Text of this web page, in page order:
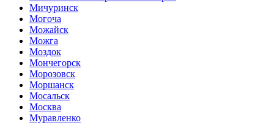
Мичуринск
Могоча
Можайск
Можга
Моздок
Мончегорск
Морозовск
Моршанск
Мосальск
Москва
Муравленко